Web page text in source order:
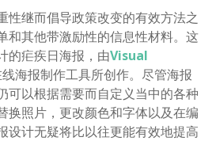
性继而倡导政策改变的有效方法之
和其他带激励性的信息性材料。这
的疟疾日海报，由Visual
海报制作工具所创作。尽管海报
可以根据需要而自定义当中的各种
换照片，更改颜色和字体以及在编
设计无疑将比以往更能有效地提高